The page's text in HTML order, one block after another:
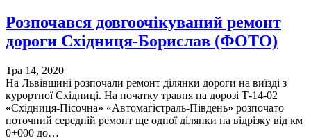
Розпочався довгоочікуваний ремонт
дороги Східниця-Борислав (ФОТО)
Тра 14, 2020
На Львівщині розпочали ремонт ділянки дороги на виїзді з
курортної Східниці. На початку травня на дорозі Т-14-02
«Східниця-Пісочна» «Автомагістраль-Південь» розпочато
поточний середній ремонт ще одної ділянки на відрізку від км
0+000 до…